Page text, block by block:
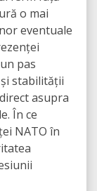
o mai
eventuale
pas
stabilității
asupra
În ce
NATO în